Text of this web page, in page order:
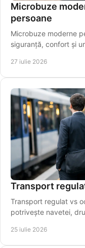
Microbuze
persoane
Microbuze moderne
siguranță, confort și
27 iulie 2026
Transport
Transport regulat vs
potrivește navetei,
25 iulie 2026